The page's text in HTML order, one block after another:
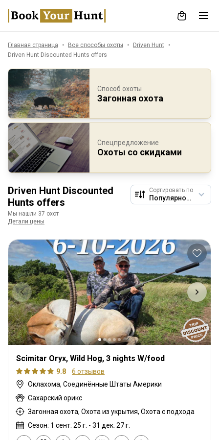
Главная страница Все способы охоты
Driven Hunt
Driven Hunt Discounted Hunts offers
Способ охоты
Загонная охота
Спецпредложение
Охоты со скидками
Driven Hunt Discounted
Hunts offers
Мы нашли 37 охот
Детали цены
Сортировать по
Scimitar Oryx, Wild Hog, 3 nights W/food
9.8
6 отзывов
Оклахома, Соединённые Штаты Америки
Сахарский орикс
Загонная охота, Охота из укрытия, Охота с подхода
Сезон: 1 сент. 25 г. - 31 дек. 27 г.